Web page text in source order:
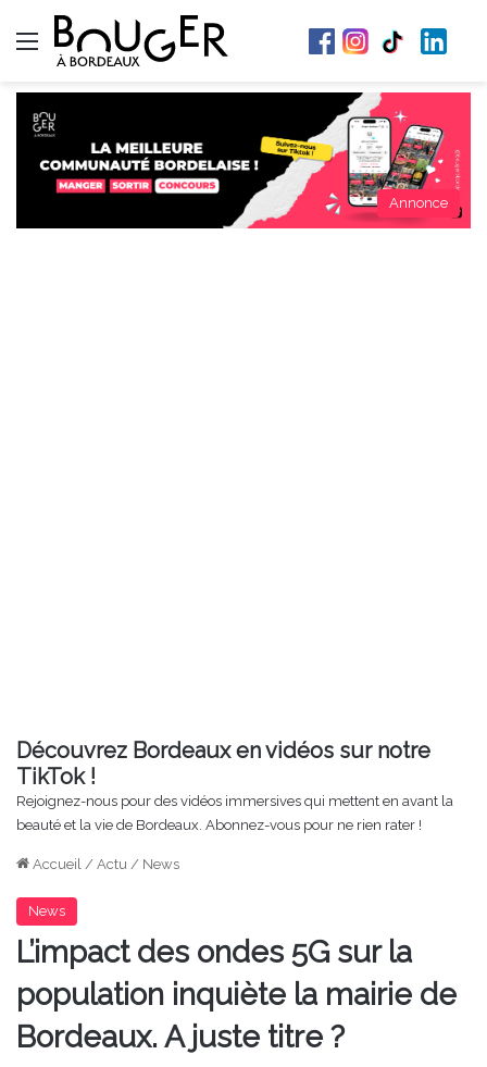
Menu
Annonce
Découvrez Bordeaux en vidéos sur notre
TikTok !
Rejoignez-nous pour des vidéos immersives qui mettent en avant la
beauté et la vie de Bordeaux. Abonnez-vous pour ne rien rater !
Accueil / Actu / News
News
L’impact des ondes 5G sur la
population inquiète la mairie de
Bordeaux. A juste titre ?